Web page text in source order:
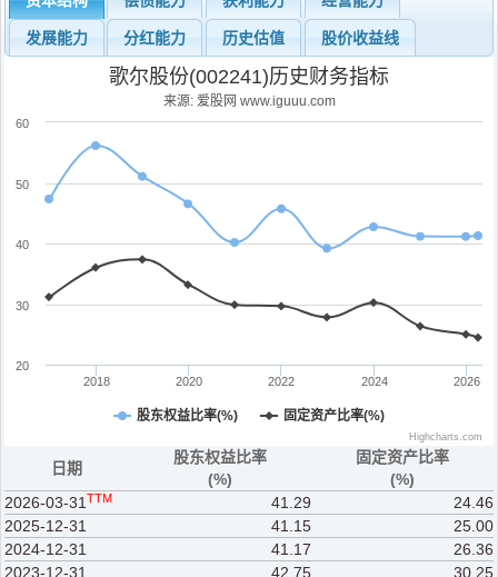
发展能力 分红能力 历史估值 股价收益线
歌尔股份(002241)历史财务指标
来源: 爱股网 www.iguuu.com
股东权益比率(%) 固定资产比率(%)
2018 2020 2022 2024 2026
20
30
40
50
60
Highcharts.com
日期
股东权益比率
(%)
固定资产比率
(%)
2026-03-31 TTM 41.29
24.46
2025-12-31
41.15
25.00
2024-12-31
41.17
26.36
2023-12-31
42.75
30.25